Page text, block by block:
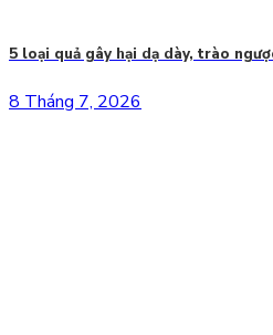
5 loại quả gây hại dạ dày, trào
8 Tháng 7, 2026